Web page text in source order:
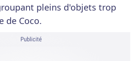
pleins d'objets trop
de Coco.
Publicité